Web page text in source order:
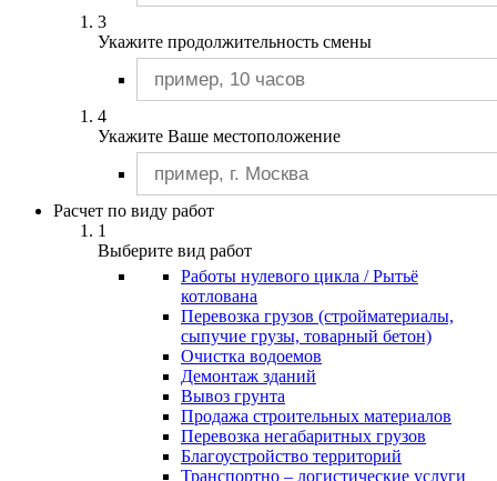
Погрузчики с гидромолотом
Погрузчики телескопические
Фронтальные погрузчики
Подъемники
Подъемники пиканиски
Телескопические подъемники
Самосвалы
Самосвалы 20 м3
Гусеничные экскаваторы
Колесные эксакаваторы
Экскаватора JCB
Экскаваторы - планировщики
Экскаваторы - погрузчики
Экскаваторы - разрушители
Экскаваторы с гидромолотом
Бортовые автомобили
Бункеровозы
Вибропогружатели
Вилочные погрузчики
Длинномеры
3
Укажите продолжительность смены
4
Укажите Ваше местоположение
Расчет по виду работ
1
Выберите вид работ
Работы нулевого цикла / Рытьё
котлована
Перевозка грузов (стройматериалы,
сыпучие грузы, товарный бетон)
Очистка водоемов
Демонтаж зданий
Вывоз грунта
Продажа строительных материалов
Перевозка негабаритных грузов
Благоустройство территорий
Транспортно – логистические услуги